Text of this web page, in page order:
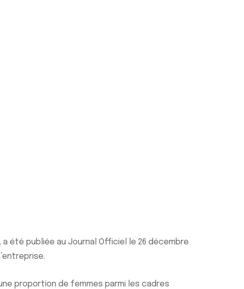
été publiée au Journal Officiel le 26 décembre
proportion de femmes parmi les cadres